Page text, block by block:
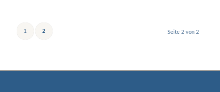
Seite 2 von 2
1 2